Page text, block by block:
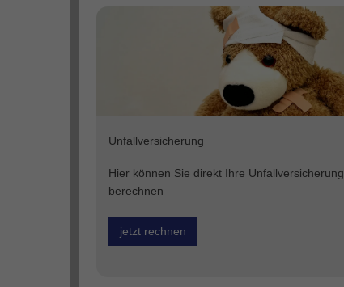
Unfallversicherung
Hier können Sie direkt Ihre Unfallversicherung
berechnen
jetzt rechnen